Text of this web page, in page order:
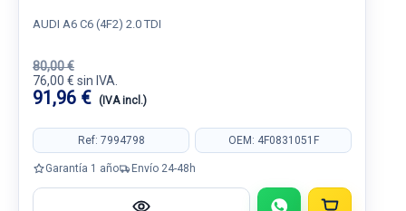
AUDI A6 C6 (4F2) 2.0 TDI
80,00 €
76,00 € sin IVA.
91,96 € (IVA incl.)
Ref: 7994798 OEM: 4F0831051F
Garantía 1 año Envío 24-48h